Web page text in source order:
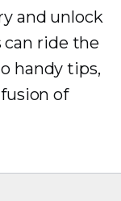
and unlock
can ride the
handy tips,
of